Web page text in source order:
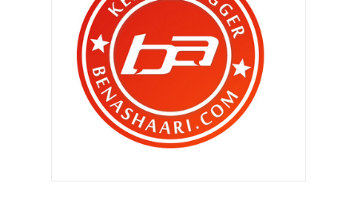
Operasi memboroikan diri sebelum
harijadi !
BEN ASHAARI di UTUSAN MALAYSIA
!
Zahra tersenyum riang tapi Qhaliff
menangis cemburu !